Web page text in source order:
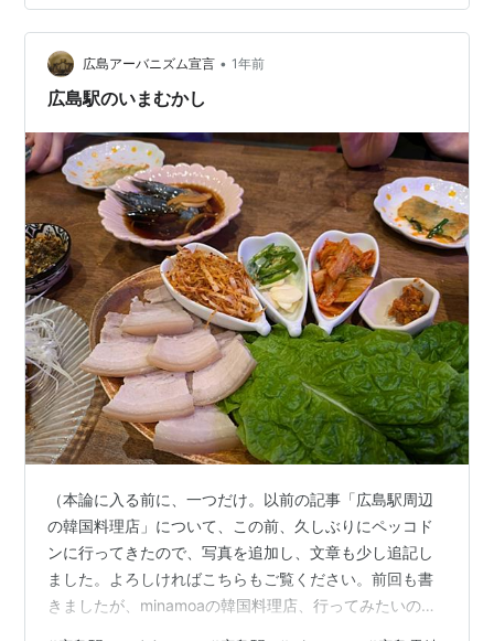
れない…） 「minamoaまで行ってお好み焼かよ💦」なん
て言わないでくださいね。色々と都合があるのです。私
がいつも勝手にお店を決めれるなら、もっと違うお店に
行ったかもですが、まあ、みんな食べたいもの色々ある
広島アーバニズム宣言 • 1年前
広島駅のいまむかし
（本論に入る前に、一つだけ。以前の記事「広島駅周辺
の韓国料理店」について、この前、久しぶりにペッコド
ンに行ってきたので、写真を追加し、文章も少し追記し
ました。よろしければこちらもご覧ください。前回も書
きましたが、minamoaの韓国料理店、行ってみたいのだ